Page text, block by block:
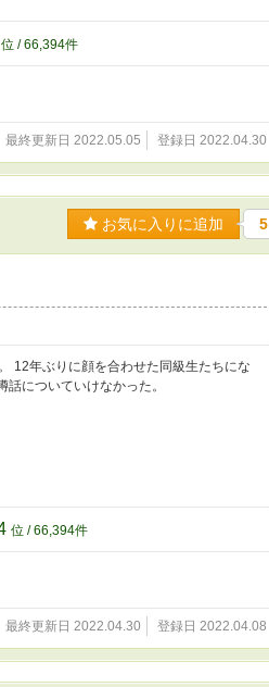
位 / 66,394件
最終更新日 2022.05.05 登録日 2022.04.30
お気に入りに追加 5
12年ぶりに顔を合わせた同級生たちにな
についていけなかった。
位 / 66,394件
最終更新日 2022.04.30 登録日 2022.04.08